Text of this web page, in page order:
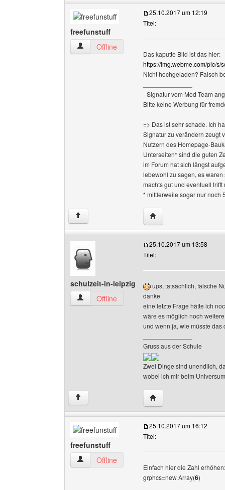
freefunstuff
freefunstuff Benutzer-Profile anzeigen
Offline
25.10.2017 um 12:19
Titel:
Das kaputte Bild ist das hier:
https://img.webme.com/pic/
Nicht hochgeladen? Falsch
- Signatur vom Mod Team
Bitte keine Werbung für
=> Das ist sehr schade. Ich
Signatur zu verändern zeugt
Nutzern des Homepage-
Unterseiten* sind die guten
im Forum hat sich längst
lebewohl zu sagen, es
machts gut und eventuell
* mittlerweile sogar nur noch
↑ Website dieses
schulzeit-in-leipzig
schulzeit-in-leipzig Benutzer-Profile anzeigen
Offline
25.10.2017 um 13:58
Titel:
ups, tatsächlich, falsche
danke
eine letzte Frage hätte ich
wäre es möglich noch
und wenn ja, wie müsste
Gruss aus der Schule
Zwei Dinge sind unendlich,
wobei ich mir beim
↑ Website dieses
freefunstuff
freefunstuff Benutzer-Profile anzeigen
Offline
25.10.2017 um 16:12
Titel:
Einfach hier die Zahl erhöhen:
grphcs=new Array(6)